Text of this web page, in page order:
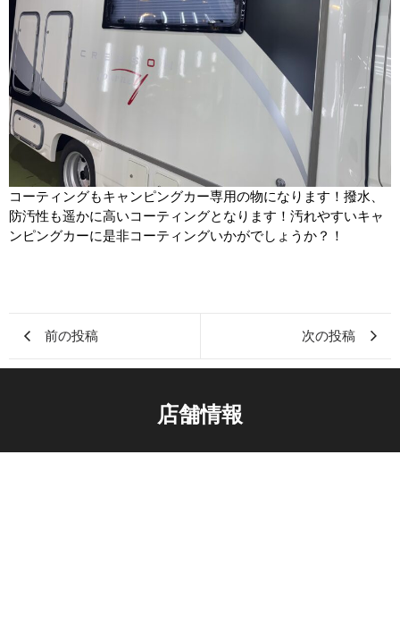
コーティングもキャンピングカー専用の物になります！撥水、
防汚性も遥かに高いコーティングとなります！汚れやすいキャ
ンピングカーに是非コーティングいかがでしょうか？！
前の投稿 次の投稿
店舗情報